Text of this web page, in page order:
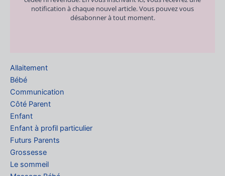
notification à chaque nouvel article. Vous pouvez vous
désabonner à tout moment.
Allaitement
Bébé
Communication
Côté Parent
Enfant
Enfant à profil particulier
Futurs Parents
Grossesse
Le sommeil